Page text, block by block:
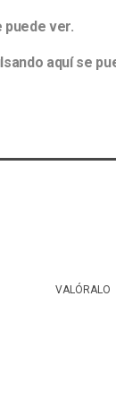
puede ver.
aquí se
VALÓRALO